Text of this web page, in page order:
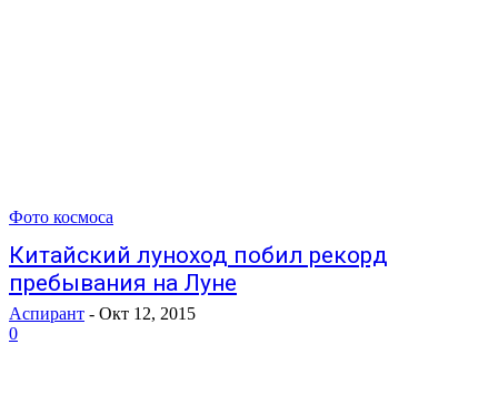
Фото космоса
Китайский луноход побил рекорд
пребывания на Луне
Аспирант - Окт 12, 2015
0